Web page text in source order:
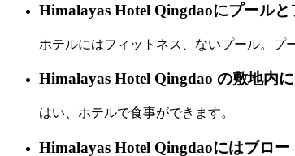
Himalayas Hotel Qingdaoにプール
ホテルにはフィットネス、ないプール。プ
Himalayas Hotel Qingdao の敷地内
はい、ホテルで食事ができます。
Himalayas Hotel Qingdaoにはブロ